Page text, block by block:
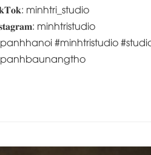
minhtri_studio
minhtristudio
#minhtristudio